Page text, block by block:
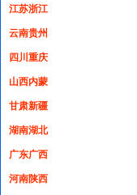
江苏浙江
云南贵州
四川重庆
山西内蒙
甘肃新疆
湖南湖北
广东广西
河南陕西